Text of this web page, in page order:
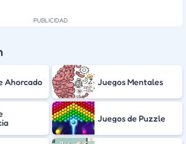
Ahorcado Juegos Mentales
Juegos de Puzzle